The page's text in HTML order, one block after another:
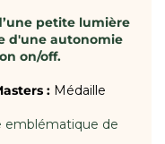
petite lumière
d'une autonomie
on/off.
: Médaille
emblématique de